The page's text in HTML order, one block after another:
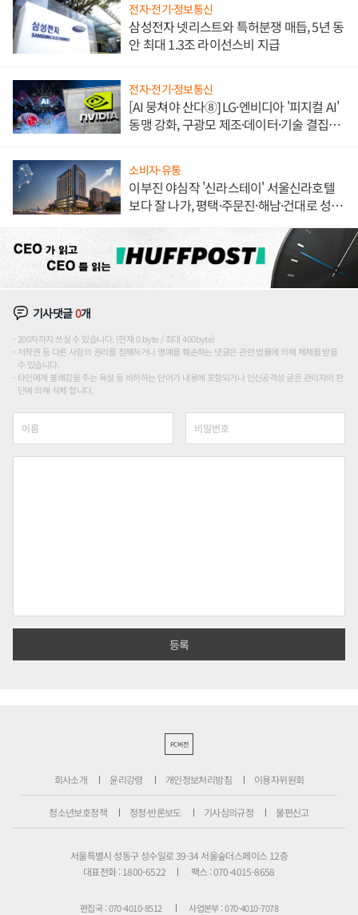
전자·전기·정보통신
삼성전자 넷리스트와 특허분쟁 매듭, 5년 동
안 최대 1.3조 라이선스비 지급
전자·전기·정보통신
[AI 뭉쳐야 산다⑧] LG·엔비디아 '피지컬 AI'
동맹 강화, 구광모 제조·데이터·기술 결집
소비자·유통
이부진 야심작 '신라스테이' 서울신라호텔
보다 잘 나가, 평택·주문진·해남·건대로 성
기사댓글0개
200자까지 쓰실 수 있습니다. (현재 0 byte / 최대 400byte)
저작권 등 다른 사람의 권리를 침해하거나 명예를 훼손하는 댓글은 관련 법률에 의해 제재를 받을
수 있습니다.
타인에게 불쾌감을 주는 욕설 등 비하하는 단어가 내용에 포함되거나 인신공격성 글은 관리자의 판
단에 의해 삭제 합니다.
PC버전
회사소개 윤리강령 개인정보처리방침 이용자위원회
청소년보호정책 정정·반론보도 기사심의규정 불편신고
서울특별시 성동구 성수일로 39-34 서울숲더스페이스 12층
대표전화 : 1800-6522
팩스 : 070-4015-8658
편집국 : 070-4010-8512 사업본부 : 070-4010-7078